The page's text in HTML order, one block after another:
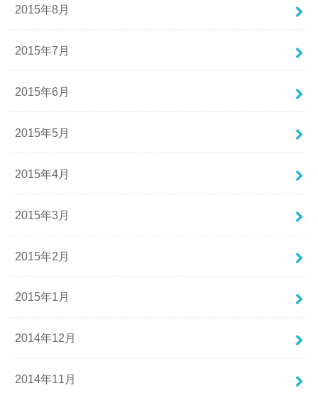
2015年8月
2015年7月
2015年6月
2015年5月
2015年4月
2015年3月
2015年2月
2015年1月
2014年12月
2014年11月